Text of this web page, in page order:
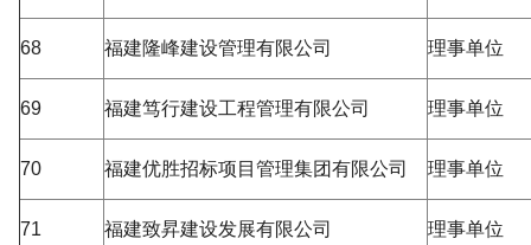
68 福建隆峰建设管理有限公司 理事单位
69 福建笃行建设工程管理有限公司 理事单位
70 福建优胜招标项目管理集团有限公司 理事单位
71 福建致昇建设发展有限公司 理事单位